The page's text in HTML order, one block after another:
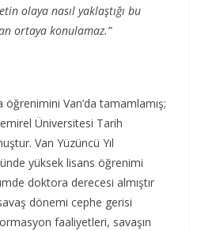
olaya nasıl yaklaştığı bu
ortaya konulamaz.”
öğrenimini Van’da tamamlamış;
Üniversitesi Tarih
Van Yüzüncü Yıl
yüksek lisans öğrenimi
doktora derecesi almıştır
dönemi cephe gerisi
faaliyetleri, savaşın